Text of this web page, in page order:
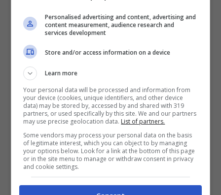
che non sei altro“. Da qui, si può dire
stando alle parole della Rettore, nacque
l’amicizia tra la cantante veneta e il
presentatore Rai. Bisogna tornare indietro
di molti anni, al 2008, nella trasmissione
Scalo76, quando ci fu un acceso dibattito
tra Diaco e l’artista. Una domanda, quella
della Rettore, alla quale il conduttore di “Io
e Te” rispose di no, pur ammettendo
qualche anno dopo la sua omosessualità.
Io risposi di no, perché mi piacerebbe che
Personalised advertising and content, advertising and
content measurement, audience research and
services development
Store and/or access information on a device
Learn more
Your personal data will be processed and information from
your device (cookies, unique identifiers, and other device
data) may be stored by, accessed by and shared with 319
partners, or used specifically by this site. We and our partners
may use precise geolocation data. List of partners.
Some vendors may process your personal data on the basis
of legitimate interest, which you can object to by managing
your options below. Look for a link at the bottom of this page
or in the site menu to manage or withdraw consent in privacy
and cookie settings.